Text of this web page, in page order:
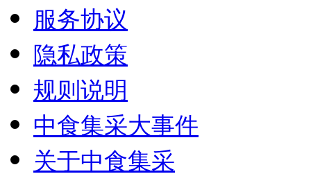
服务协议
隐私政策
规则说明
中食集采大事件
关于中食集采